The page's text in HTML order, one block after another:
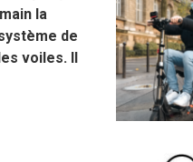
la
de
voiles. Il